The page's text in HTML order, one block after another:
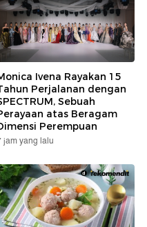
Ivena Rayakan 15
Perjalanan dengan
Sebuah
atas Beragam
Perempuan
jam yang lalu